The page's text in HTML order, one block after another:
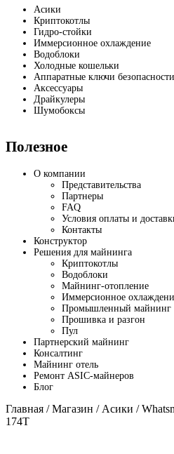
Асики
Криптокотлы
Гидро-стойки
Иммерсионное охлаждение
Водоблоки
Холодные кошельки
Аппаратные ключи безопасности
Аксессуары
Драйкулеры
Шумобоксы
Полезное
О компании
Представительства
Партнеры
FAQ
Условия оплаты и
Контакты
Конструктор
Решения для майнинга
Криптокотлы
Водоблоки
Майнинг-отопление
Иммерсионное
Промышленный майнинг
Прошивка и разгон
Пул
Партнерский майнинг
Консалтинг
Майнинг отель
Ремонт ASIC-майнеров
Блог
Главная /Магазин / Асики /
174T